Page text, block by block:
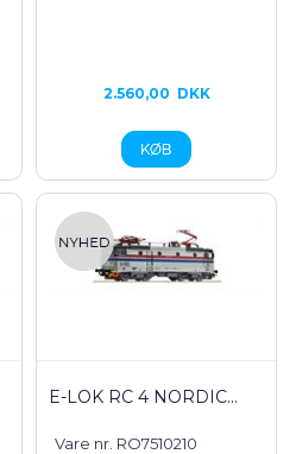
2.560,00 DKK
E-LOK RC 4 NORDIC...
Vare nr. RO7510210